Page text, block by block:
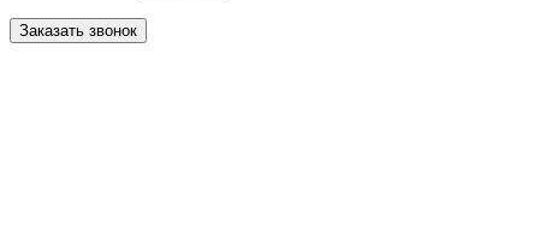
Заказать звонок